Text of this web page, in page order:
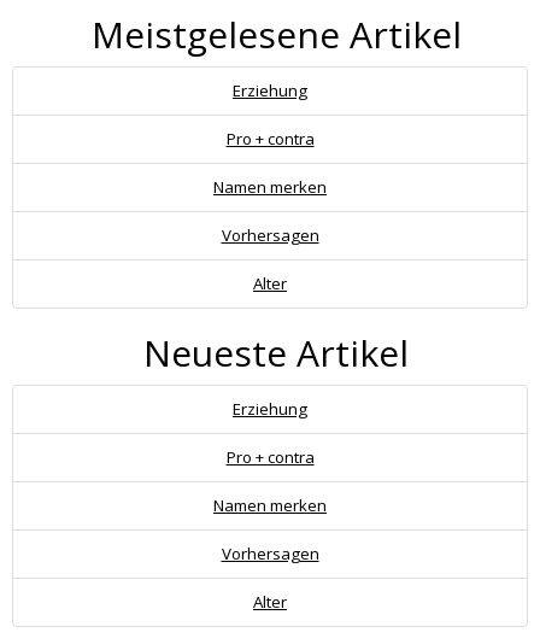
Meistgelesene Artikel
Erziehung
Pro + contra
Namen merken
Vorhersagen
Alter
Neueste Artikel
Erziehung
Pro + contra
Namen merken
Vorhersagen
Alter